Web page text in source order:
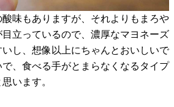
味もありますが、それよりもまろや
立っているので、濃厚なマヨネーズ
し、想像以上にちゃんとおいしいで
、食べる手がとまらなくなるタイプ
います。